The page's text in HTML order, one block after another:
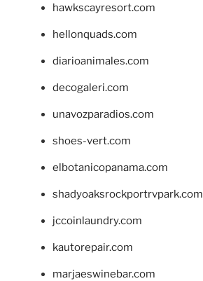
hawkscayresort.com
hellonquads.com
diarioanimales.com
decogaleri.com
unavozparadios.com
shoes-vert.com
elbotanicopanama.com
shadyoaksrockportrvpark.com
jccoinlaundry.com
kautorepair.com
marjaeswinebar.com